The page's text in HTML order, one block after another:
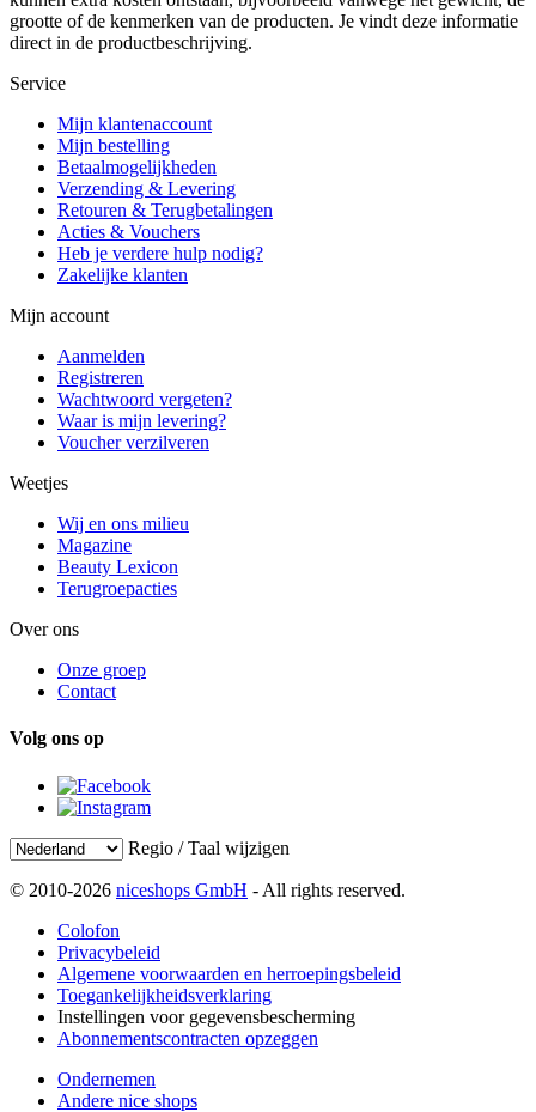
grootte of de kenmerken van de producten. Je vindt deze informatie
direct in de productbeschrijving.
Service
Mijn klantenaccount
Mijn bestelling
Betaalmogelijkheden
Verzending & Levering
Retouren & Terugbetalingen
Acties & Vouchers
Heb je verdere hulp nodig?
Zakelijke klanten
Mijn account
Aanmelden
Registreren
Wachtwoord vergeten?
Waar is mijn levering?
Voucher verzilveren
Weetjes
Wij en ons milieu
Magazine
Beauty Lexicon
Terugroepacties
Over ons
Onze groep
Contact
Volg ons op
Regio / Taal wijzigen
© 2010-2026 niceshops GmbH - All rights reserved.
Colofon
Privacybeleid
Algemene voorwaarden en herroepingsbeleid
Toegankelijkheidsverklaring
Instellingen voor gegevensbescherming
Abonnementscontracten opzeggen
Ondernemen
Andere nice shops